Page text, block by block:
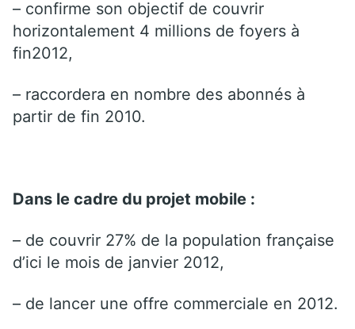
– confirme son objectif de couvrir
horizontalement 4 millions de foyers à
fin2012,
– raccordera en nombre des abonnés à
partir de fin 2010.
Dans le cadre du projet mobile :
– de couvrir 27% de la population française
d’ici le mois de janvier 2012,
– de lancer une offre commerciale en 2012.